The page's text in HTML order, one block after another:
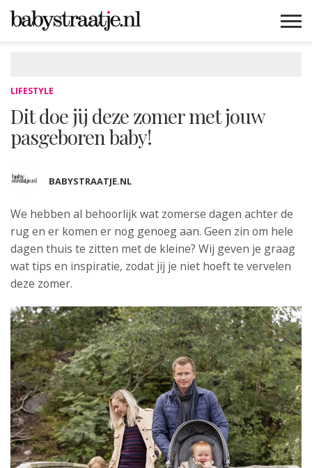
LIFESTYLE
Dit doe jij deze zomer met jouw
pasgeboren baby!
BABYSTRAATJE.NL
We hebben al behoorlijk wat zomerse dagen achter de
rug en er komen er nog genoeg aan. Geen zin om hele
dagen thuis te zitten met de kleine? Wij geven je graag
wat tips en inspiratie, zodat jij je niet hoeft te vervelen
deze zomer.